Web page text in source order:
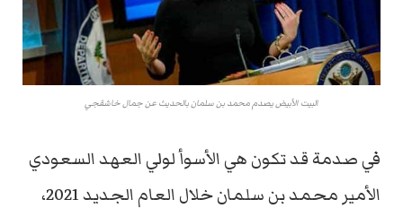
البيت الأبيض يصدم محمد بن سلمان بالحديث عن جمال خاشقجي
في صدمة قد تكون هي الأسوأ لولي العهد السعودي
الأمير محمد بن سلمان خلال العام الجديد 2021،